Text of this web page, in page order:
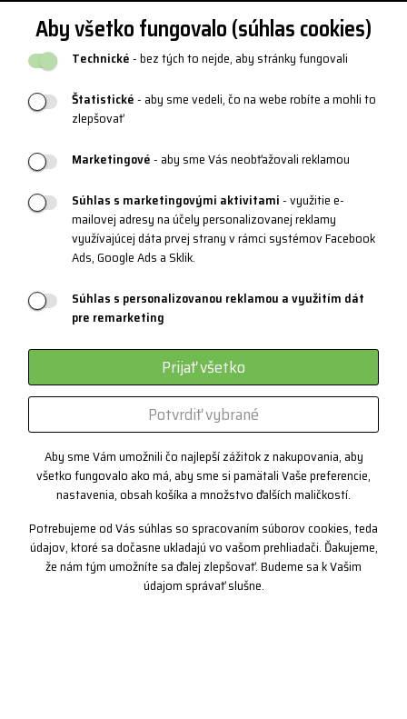
Aby všetko fungovalo (súhlas cookies)
Aby sme Vám umožnili čo najlepší zážitok z nakupovania, aby
všetko fungovalo ako má, aby sme si pamätali Vaše preferencie,
nastavenia, obsah košíka a množstvo ďalších maličkostí.
Potrebujeme od Vás súhlas so spracovaním súborov cookies, teda
údajov, ktoré sa dočasne ukladajú vo vašom prehliadači. Ďakujeme,
že nám tým umožníte sa ďalej zlepšovať. Budeme sa k Vašim
údajom správať slušne.
Technické- bez tých to nejde, aby stránky fungovali
Štatistické- aby sme vedeli, čo na webe robíte a mohli to
zlepšovať
Marketingové- aby sme Vás neobťažovali reklamou
Súhlas s marketingovými aktivitami- využitie e-
mailovej adresy na účely personalizovanej reklamy
využívajúcej dáta prvej strany v rámci systémov Facebook
Ads, Google Ads a Sklik.
Súhlas s personalizovanou reklamou a využitím dát
pre remarketing
Potvrdiť vybrané
Prijať všetko
Ochrana osobných údajov
Vrátenie a výmena tovaru
Katalógy a logy
PRODUKTOVÁ PODPORA
Veľkostné tabuľky
Materiály a technológie
Športové okuliare
Certifikáty
Zákazková výroba
Kontakt
+420 382 222 221
+420 774 968 904